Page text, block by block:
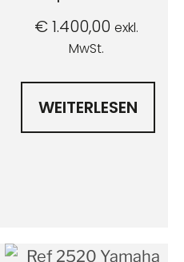
€1.400,00 exkl.
MwSt.
WEITERLESEN